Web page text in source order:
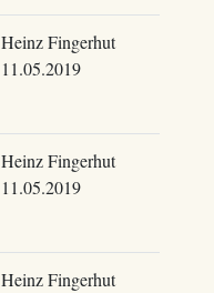
Heinz Fingerhut
11.05.2019
Heinz Fingerhut
11.05.2019
Heinz Fingerhut